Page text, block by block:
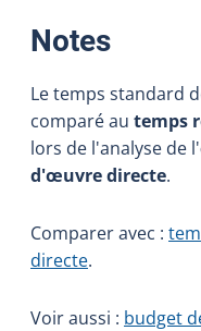
Notes:
Le temps standard
comparé au temps
lors de l'analyse de l'
d'œuvre directe.
Comparer avec :
directe.
Voir aussi : budget